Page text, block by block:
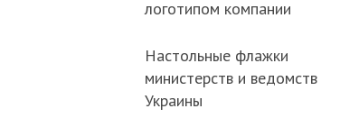
логотипом компании
Настольные флажки
министерств и ведомств
Украины